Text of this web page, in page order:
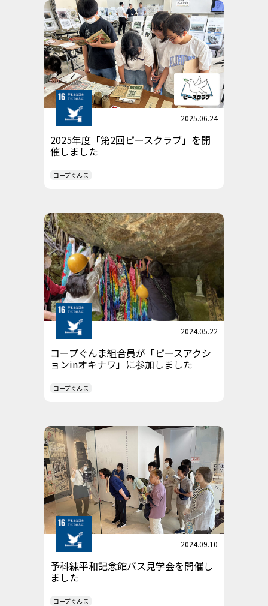
2025.06.24
2025年度「第2回ピースクラブ」を開
催しました
コープぐんま
2024.05.22
コープぐんま組合員が「ピースアクシ
ョンinオキナワ」に参加しました
コープぐんま
2024.09.10
予科練平和記念館バス見学会を開催し
ました
コープぐんま